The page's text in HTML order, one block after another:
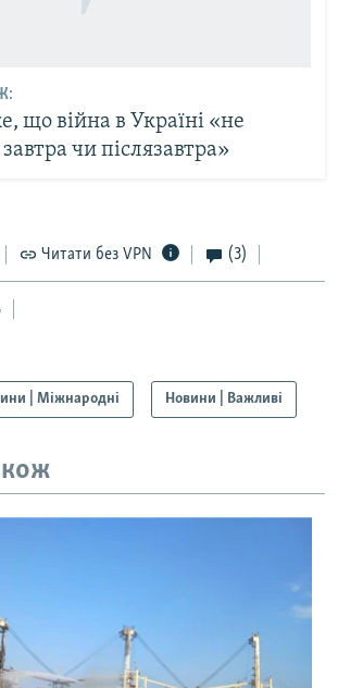
що війна в Україні «не
чи післязавтра»
Читати без VPN (3)
| Міжнародні Новини | Важливі